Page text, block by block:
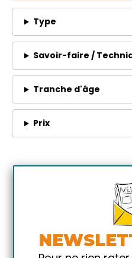
Type
Savoir-faire /
Tranche d'âge
Prix